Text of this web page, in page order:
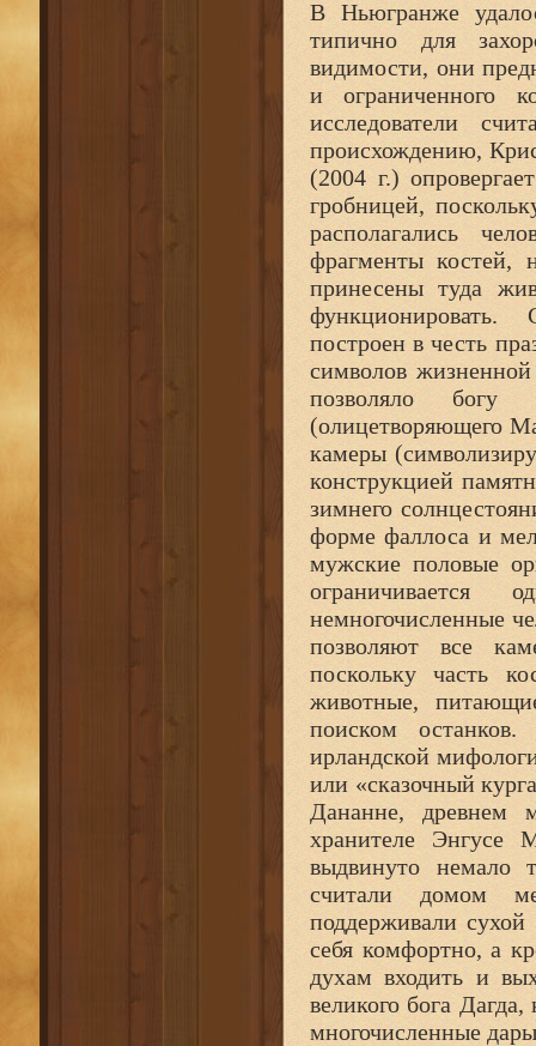
В Ньюгранже
типично для
видимости, они
и ограниченного
исследователи
происхождению,
(2004 г.)
гробницей,
располагались
фрагменты костей,
принесены туда
функционировать.
построен в честь
символов
позволяло
(олицетворяющего
камеры
конструкцией
зимнего
форме фаллоса и
мужские половые
немногочисленные
позволяют все
поскольку часть
животные,
поиском
ирландской
или «сказочный
Дананне, древнем
хранителе Энгусе
выдвинуто немало
считали домом
поддерживали
себя комфортно, а
духам входить и
великого бога
многочисленные